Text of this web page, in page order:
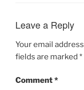
Leave a Reply
Your email
fields are marked *
Comment*